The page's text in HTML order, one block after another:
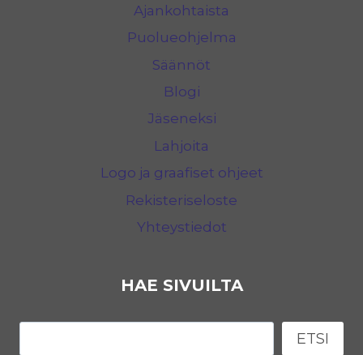
Ajankohtaista
Puolueohjelma
Säännöt
Blogi
Jäseneksi
Lahjoita
Logo ja graafiset ohjeet
Rekisteriseloste
Yhteystiedot
HAE SIVUILTA
ETSI